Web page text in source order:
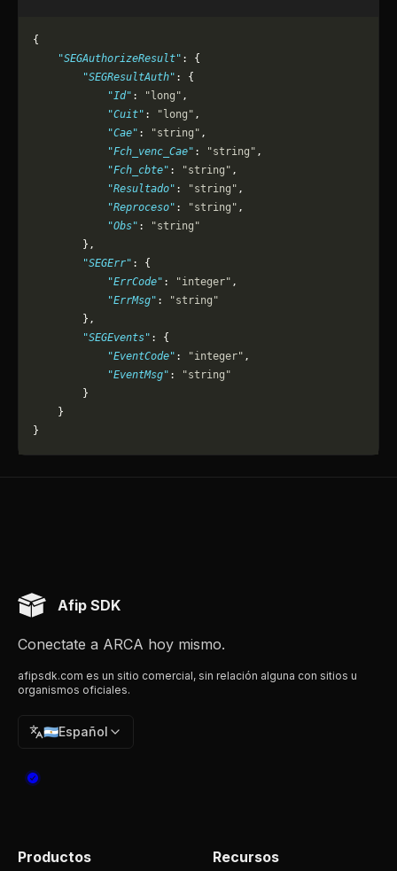
{
    "SEGAuthorizeResult"
: {
        "SEGResultAuth"
: {
            "Id"
: "long" ,
            "Cuit"
: "long" ,
            "Cae"
: "string" ,
            "Fch_venc_Cae"
: "string" ,
            "Fch_cbte"
: "string" ,
            "Resultado"
: "string" ,
            "Reproceso"
: "string" ,
            "Obs"
:
"string"
        },
        "SEGErr"
: {
            "ErrCode"
: "integer" ,
            "ErrMsg"
:
"string"
        },
        "SEGEvents"
: {
            "EventCode"
: "integer" ,
            "EventMsg"
:
"string"
        }
    }
}
Afip SDK
Conectate a ARCA hoy mismo.
afipsdk.com es un sitio comercial, sin relación alguna con sitios u
organismos oficiales.
🇦🇷Español
Productos
Recursos